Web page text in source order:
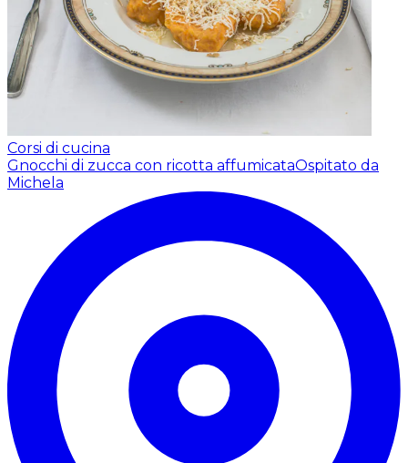
Corsi di cucina
Gnocchi di zucca con ricotta affumicataOspitato da
Michela